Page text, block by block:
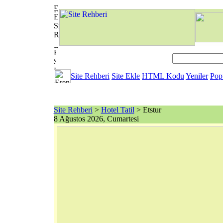
Site Rehberi Site Ekle HTML Kodu Yeniler
Site Rehberi > Hotel Tatil > Etstur
8 Ağustos 2026, Cumartesi